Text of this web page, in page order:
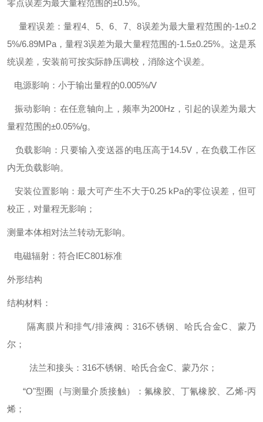
零点误差为最大量程范围的±0.5%。
量程误差：量程4、5、6、7、8误差为最大量程范围的-1±0.2
5%/6.89MPa，量程3误差为最大量程范围的-1.5±0.25%。这是系
统误差，安装前可按实际静压调校，消除这个误差。
电源影响：小于输出量程的0.005%/V
振动影响：在任意轴向上，频率为200Hz，引起的误差为最大
量程范围的±0.05%/g。
负载影响：只要输入变送器的电压高于14.5V，在负载工作区
内无负载影响。
安装位置影响：最大可产生不大于0.25 kPa的零位误差，但可
校正，对量程无影响；
测量本体相对法兰转动无影响。
电磁辐射：符合IEC801标准
外形结构
结构材料：
隔离膜片和排气/排液阀：316不锈钢、哈氏合金C、蒙乃
尔；
法兰和接头：316不锈钢、哈氏合金C、蒙乃尔；
“O"型圈（与测量介质接触）：氟橡胶、丁氰橡胶、乙烯-丙
烯；